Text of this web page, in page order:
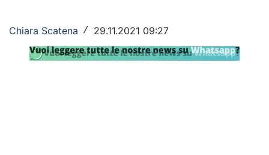
Lazio Women
Rassegna Lazio
Chiara Scatena / 29.11.2021 09:27